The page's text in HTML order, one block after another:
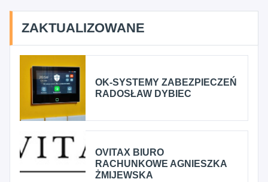
ZAKTUALIZOWANE
OK-SYSTEMY ZABEZPIECZEŃ
RADOSŁAW DYBIEC
OVITAX BIURO
RACHUNKOWE AGNIESZKA
ŻMIJEWSKA